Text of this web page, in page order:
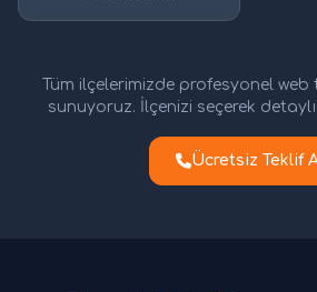
Tüm ilçelerimizde profesyonel
sunuyoruz. İlçenizi seçerek
Ücretsiz Teklif